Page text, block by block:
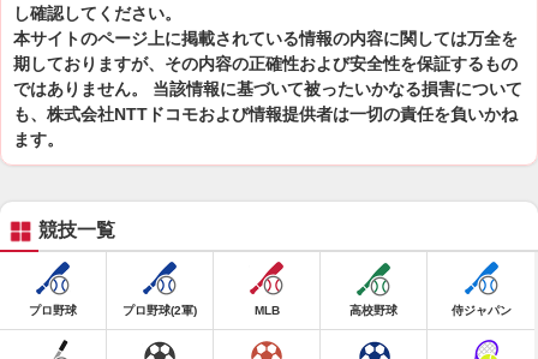
し確認してください。
本サイトのページ上に掲載されている情報の内容に関しては万全を
期しておりますが、その内容の正確性および安全性を保証するもの
ではありません。 当該情報に基づいて被ったいかなる損害について
も、株式会社NTTドコモおよび情報提供者は一切の責任を負いかね
ます。
競技一覧
プロ野球 プロ野球(2軍) MLB 高校野球 侍ジャパン